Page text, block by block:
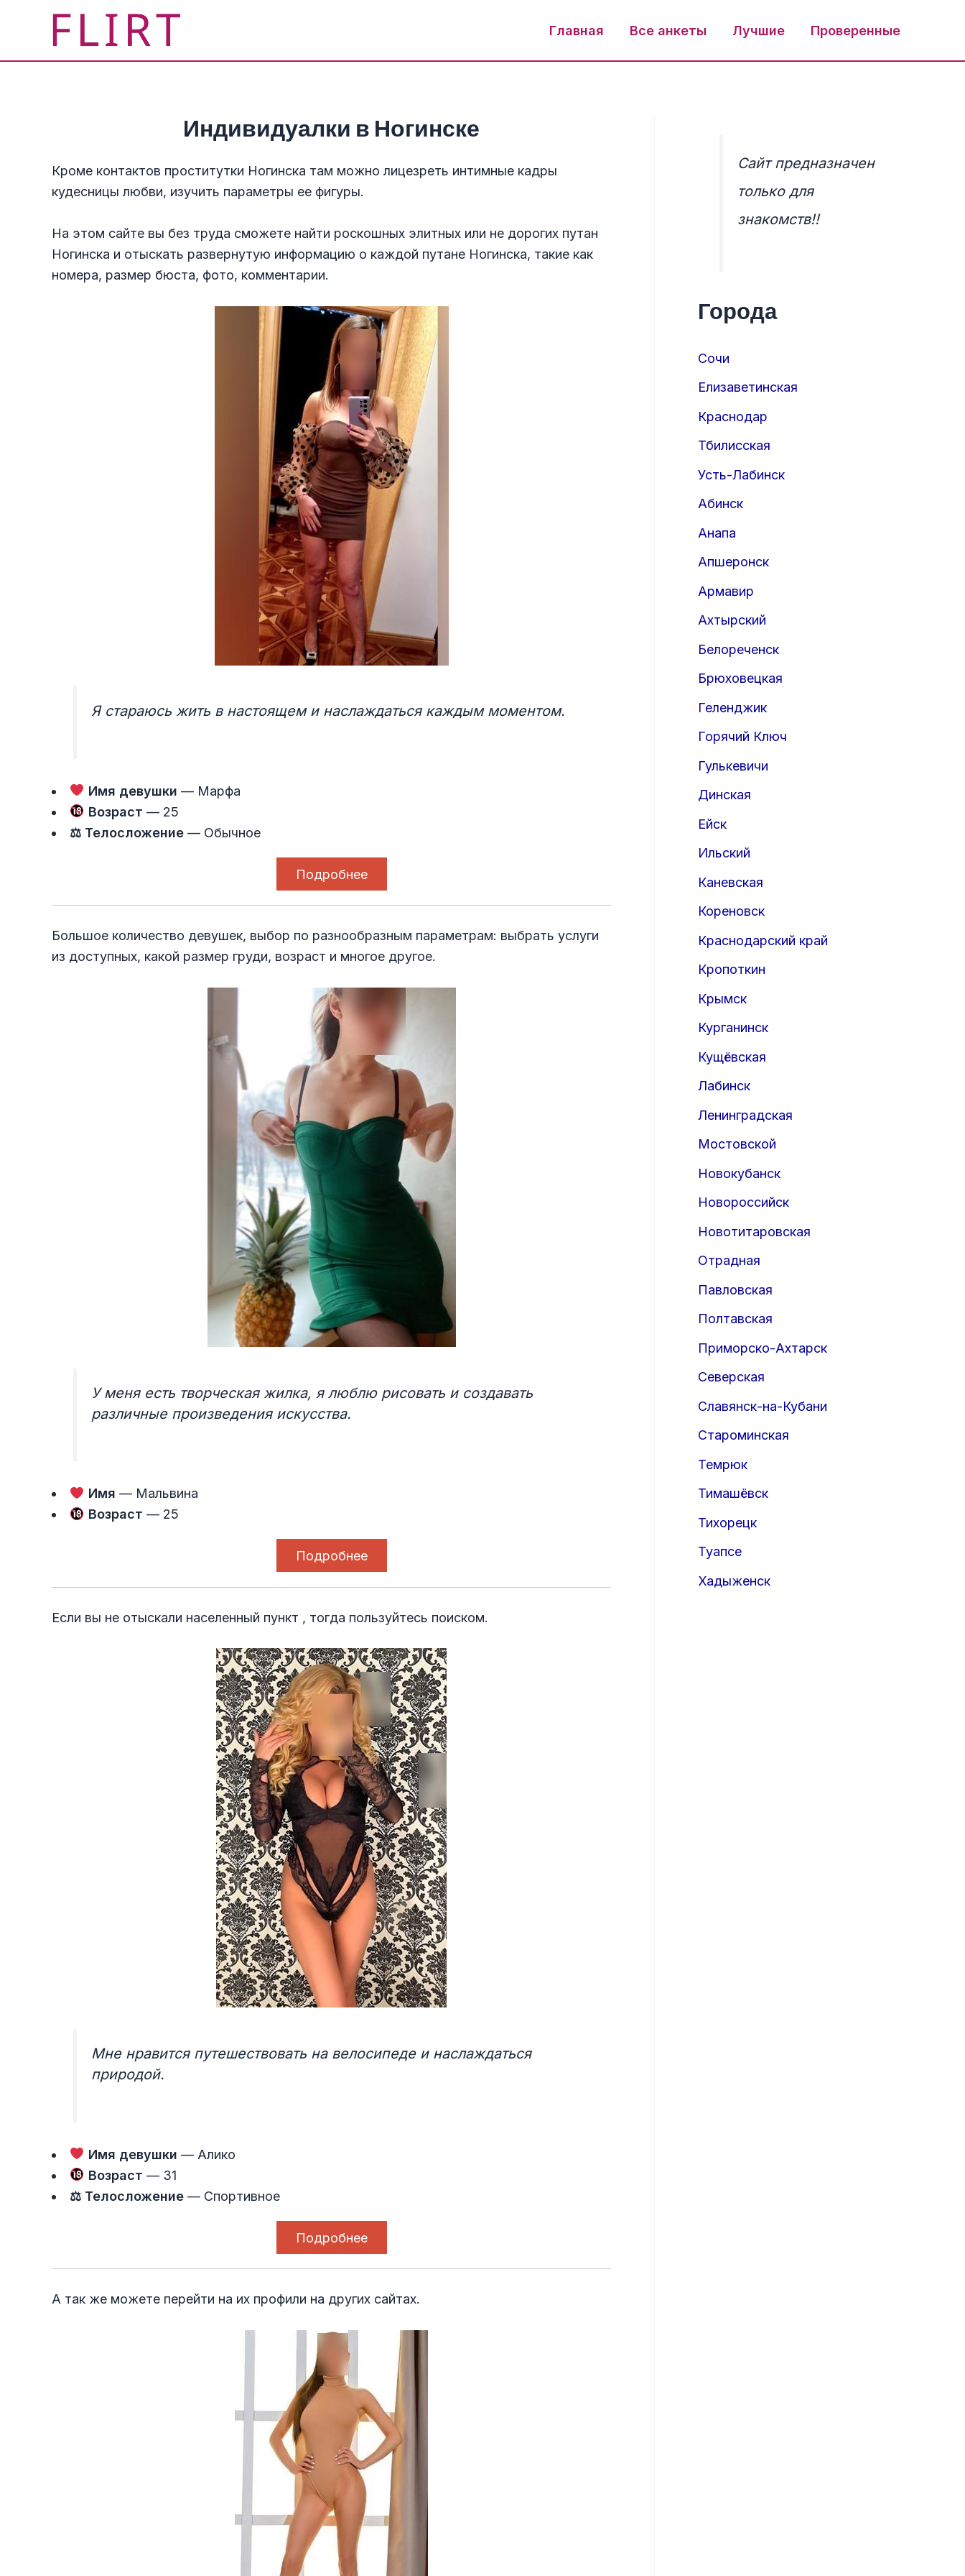
Главная Все анкеты Лучшие Проверенные
Индивидуалки в Ногинске
Кроме контактов проститутки Ногинска там можно лицезреть интимные кадры
кудесницы любви, изучить параметры ее фигуры.
На этом сайте вы без труда сможете найти роскошных элитных или не дорогих путан
Ногинска и отыскать развернутую информацию о каждой путане Ногинска, такие как
номера, размер бюста, фото, комментарии.
Я стараюсь жить в настоящем и наслаждаться каждым моментом.
Имя девушки — Марфа
Возраст — 25
⚖ Телосложение — Обычное
Подробнее
Большое количество девушек, выбор по разнообразным параметрам: выбрать услуги
из доступных, какой размер груди, возраст и многое другое.
У меня есть творческая жилка, я люблю рисовать и создавать
различные произведения искусства.
Имя — Мальвина
Возраст — 25
Подробнее
Если вы не отыскали населенный пункт , тогда пользуйтесь поиском.
Мне нравится путешествовать на велосипеде и наслаждаться
природой.
Имя девушки — Алико
Возраст — 31
⚖ Телосложение — Спортивное
Подробнее
А так же можете перейти на их профили на других сайтах.
Сайт предназначен
только для
знакомств!!
Города
Сочи
Елизаветинская
Краснодар
Тбилисская
Усть-Лабинск
Абинск
Анапа
Апшеронск
Армавир
Ахтырский
Белореченск
Брюховецкая
Геленджик
Горячий Ключ
Гулькевичи
Динская
Ейск
Ильский
Каневская
Кореновск
Краснодарский край
Кропоткин
Крымск
Курганинск
Кущёвская
Лабинск
Ленинградская
Мостовской
Новокубанск
Новороссийск
Новотитаровская
Отрадная
Павловская
Полтавская
Приморско-Ахтарск
Северская
Славянск-на-Кубани
Староминская
Темрюк
Тимашёвск
Тихорецк
Туапсе
Хадыженск